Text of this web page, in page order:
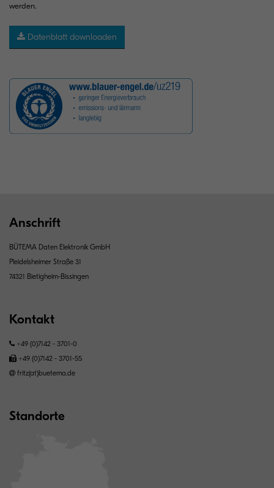
werden.
Datenblatt downloaden
Anschrift
BÜTEMA Daten Elektronik GmbH
Pleidelsheimer Straße 31
74321 Bietigheim-Bissingen
Kontakt
+49 (0)7142 - 3701-0
+49 (0)7142 - 3701-55
fritz(at)buetema.de
Standorte